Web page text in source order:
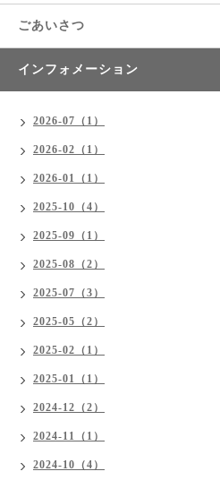
ごあいさつ
インフォメーション
2026-07（1）
2026-02（1）
2026-01（1）
2025-10（4）
2025-09（1）
2025-08（2）
2025-07（3）
2025-05（2）
2025-02（1）
2025-01（1）
2024-12（2）
2024-11（1）
2024-10（4）